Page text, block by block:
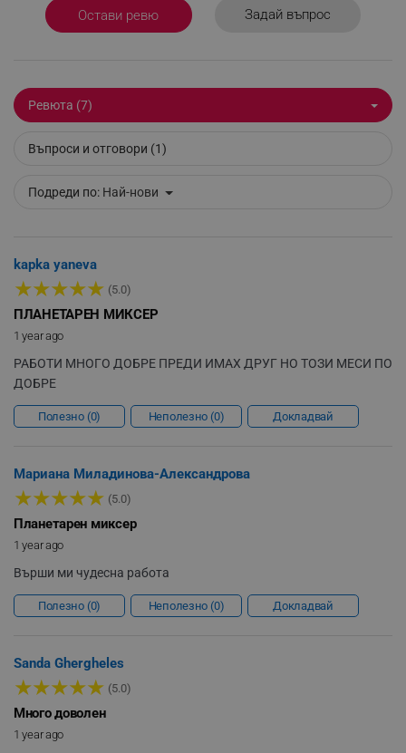
Остави ревю Задай въпрос
Ревюта (7)
Въпроси и отговори (1)
Подреди по: Най-нови
kapka yaneva
★★★★★ (5.0)
ПЛАНЕТАРЕН МИКСЕР
1 year ago
РАБОТИ МНОГО ДОБРЕ ПРЕДИ ИМАХ ДРУГ НО ТОЗИ МЕСИ ПО
ДОБРЕ
Полезно 0 Неполезно 0 Докладвай
Мариана Миладинова-Александрова
★★★★★ (5.0)
Планетарен миксер
1 year ago
Върши ми чудесна работа
Полезно 0 Неполезно 0 Докладвай
Sanda Ghergheles
★★★★★ (5.0)
Много доволен
1 year ago
_sgf_delayed_campaigns
_sgf_npq .alleop.bg
_sgf_clicked_banners
_sgf_rq
segmentifyExtension